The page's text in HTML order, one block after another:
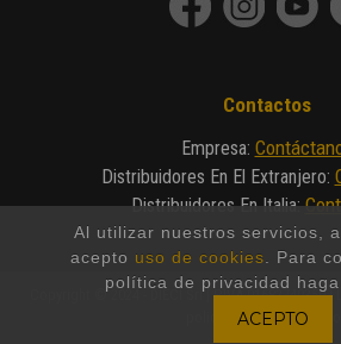
Al utilizar nuestros servicios,
acepto uso de cookies . Para
política de privacidad haga,
Contactos
Empresa:
Distribuidores En El Extranjero:
Distribuidores En Italia:
Copyright © 2024 - DIECI Srl | P.IVA 01682740350 |
Made by Invicto